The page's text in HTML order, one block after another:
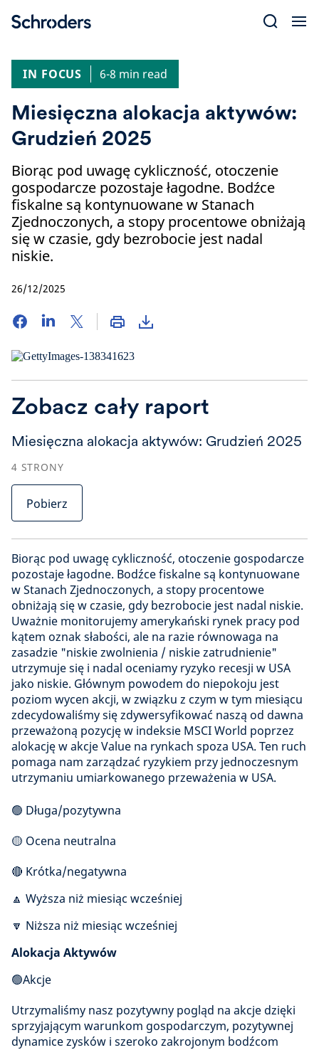
IN FOCUS
6-8 min read
Miesięczna alokacja aktywów:
Grudzień 2025
Biorąc pod uwagę cykliczność, otoczenie
gospodarcze pozostaje łagodne. Bodźce
fiskalne są kontynuowane w Stanach
Zjednoczonych, a stopy procentowe obniżają
się w czasie, gdy bezrobocie jest nadal
niskie.
26/12/2025
Zobacz cały raport
Miesięczna alokacja aktywów: Grudzień 2025
4 STRONY
Pobierz
Biorąc pod uwagę cykliczność, otoczenie gospodarcze
pozostaje łagodne. Bodźce fiskalne są kontynuowane
w Stanach Zjednoczonych, a stopy procentowe
obniżają się w czasie, gdy bezrobocie jest nadal niskie.
Uważnie monitorujemy amerykański rynek pracy pod
kątem oznak słabości, ale na razie równowaga na
zasadzie "niskie zwolnienia / niskie zatrudnienie"
utrzymuje się i nadal oceniamy ryzyko recesji w USA
jako niskie. Głównym powodem do niepokoju jest
poziom wycen akcji, w związku z czym w tym miesiącu
zdecydowaliśmy się zdywersyfikować naszą od dawna
przeważoną pozycję w indeksie MSCI World poprzez
alokację w akcje Value na rynkach spoza USA. Ten ruch
pomaga nam zarządzać ryzykiem przy jednoczesnym
utrzymaniu umiarkowanego przeważenia w USA.
🟢 Długa/pozytywna
🟡 Ocena neutralna
🔴 Krótka/negatywna
🔼 Wyższa niż miesiąc wcześniej
🔽 Niższa niż miesiąc wcześniej
Alokacja Aktywów
🟢Akcje
Utrzymaliśmy nasz pozytywny pogląd na akcje dzięki
sprzyjającym warunkom gospodarczym, pozytywnej
dynamice zysków i szeroko zakrojonym bodźcom